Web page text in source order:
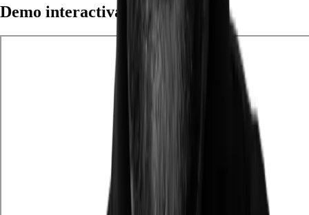
Demo interactiva en CodePen